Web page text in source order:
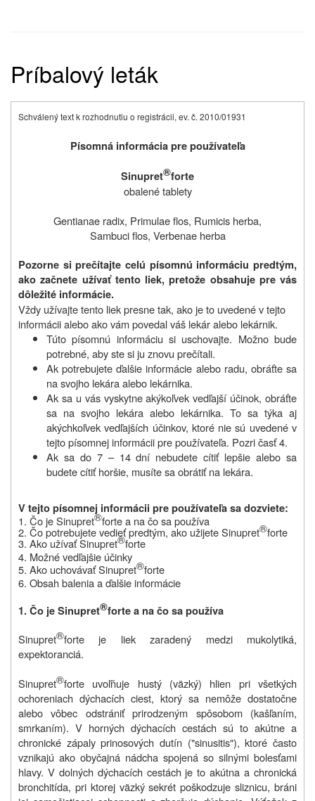
Príbalový leták
Schválený text k rozhodnutiu o registrácii, ev. č. 2010/01931
Písomná informácia pre používateľa
Sinupret®forte
obalené tablety
Gentianae radix, Primulae flos, Rumicis herba,
Sambuci flos, Verbenae herba
Pozorne si prečítajte celú písomnú informáciu predtým,
ako začnete užívať tento liek, pretože obsahuje pre vás
dôležité informácie.
Vždy užívajte tento liek presne tak, ako je to uvedené v tejto
informácii alebo ako vám povedal váš lekár alebo lekárnik.
Túto písomnú informáciu si uschovajte. Možno bude
potrebné, aby ste si ju znovu prečítali.
Ak potrebujete ďalšie informácie alebo radu, obráťte sa
na svojho lekára alebo lekárnika.
Ak sa u vás vyskytne akýkoľvek vedľajší účinok, obráťte
sa na svojho lekára alebo lekárnika. To sa týka aj
akýchkoľvek vedľajších účinkov, ktoré nie sú uvedené v
tejto písomnej informácii pre používateľa. Pozri časť 4.
Ak sa do 7 – 14 dní nebudete cítiť lepšie alebo sa
budete cítiť horšie, musíte sa obrátiť na lekára.
V tejto písomnej informácii pre používateľa sa dozviete:
1. Čo je Sinupret®forte a na čo sa používa
2. Čo potrebujete vedieť predtým, ako užijete Sinupret®forte
3. Ako užívať Sinupret®forte
4. Možné vedľajšie účinky
5. Ako uchovávať Sinupret®forte
6. Obsah balenia a ďalšie informácie
1. Čo je Sinupret®forte a na čo sa používa
Sinupret®forte je liek zaradený medzi mukolytiká,
expektoranciá.
Sinupret®forte uvoľňuje hustý (väzký) hlien pri všetkých
ochoreniach dýchacích ciest, ktorý sa nemôže dostatočne
alebo vôbec odstrániť prirodzeným spôsobom (kašľaním,
smrkaním). V horných dýchacích cestách sú to akútne a
chronické zápaly prinosových dutín ("sinusitis"), ktoré často
vznikajú ako obyčajná nádcha spojená so silnými bolesťami
hlavy. V dolných dýchacích cestách je to akútna a chronická
bronchitída, pri ktorej väzký sekrét poškodzuje sliznicu, bráni